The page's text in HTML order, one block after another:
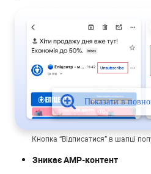
Кнопка “Відписатися” в шапці
Зникає AMP-контент